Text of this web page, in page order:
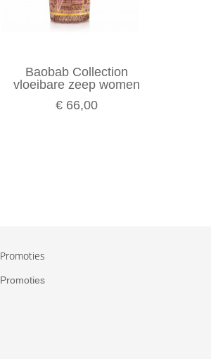
Baobab Collection
vloeibare zeep women
€ 66,00
Promoties
Promoties